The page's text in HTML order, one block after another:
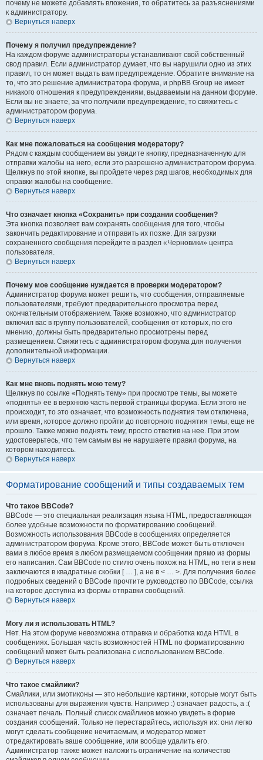
почему не можете добавлять вложения, то обратитесь за разъяснениями
к администратору.
Вернуться наверх
Почему я получил предупреждение?
На каждом форуме администраторы устанавливают свой собственный
свод правил. Если администратор думает, что вы нарушили одно из этих
правил, то он может выдать вам предупреждение. Обратите внимание на
то, что это решение администратора форума, и phpBB Group не имеет
никакого отношения к предупреждениям, выдаваемым на данном форуме.
Если вы не знаете, за что получили предупреждение, то свяжитесь с
администратором форума.
Вернуться наверх
Как мне пожаловаться на сообщения модератору?
Рядом с каждым сообщением вы увидите кнопку, предназначенную для
отправки жалобы на него, если это разрешено администратором форума.
Щелкнув по этой кнопке, вы пройдете через ряд шагов, необходимых для
оправки жалобы на сообщение.
Вернуться наверх
Что означает кнопка «Сохранить» при создании сообщения?
Эта кнопка позволяет вам сохранять сообщения для того, чтобы
закончить редактирование и отправить их позже. Для загрузки
сохраненного сообщения перейдите в раздел «Черновики» центра
пользователя.
Вернуться наверх
Почему мое сообщение нуждается в проверки модератором?
Администратор форума может решить, что сообщения, отправляемые
пользователями, требуют предварительного просмотра перед
окончательным отображением. Также возможно, что администратор
включил вас в группу пользователей, сообщения от которых, по его
мнению, должны быть предварительно просмотрены перед
размещением. Свяжитесь с администратором форума для получения
дополнительной информации.
Вернуться наверх
Как мне вновь поднять мою тему?
Щелкнув по ссылке «Поднять тему» при просмотре темы, вы можете
«поднять» ее в верхнюю часть первой страницы форума. Если этого не
происходит, то это означает, что возможность поднятия тем отключена,
или время, которое должно пройти до повторного поднятия темы, еще не
прошло. Также можно поднять тему, просто ответив на нее. При этом
удостоверьтесь, что тем самым вы не нарушаете правил форума, на
котором находитесь.
Вернуться наверх
Форматирование сообщений и типы создаваемых тем
Что такое BBCode?
BBCode — это специальная реализация языка HTML, предоставляющая
более удобные возможности по форматированию сообщений.
Возможность использования BBCode в сообщениях определяется
администратором форума. Кроме этого, BBCode может быть отключен
вами в любое время в любом размещаемом сообщении прямо из формы
его написания. Сам BBCode по стилю очень похож на HTML, но теги в нем
заключаются в квадратные скобки [ … ], а не в < … >. Для получения более
подробных сведений о BBCode прочтите руководство по BBCode, ссылка
на которое доступна из формы отправки сообщений.
Вернуться наверх
Могу ли я использовать HTML?
Нет. На этом форуме невозможна отправка и обработка кода HTML в
сообщениях. Большая часть возможностей HTML по форматированию
сообщений может быть реализована с использованием BBCode.
Вернуться наверх
Что такое смайлики?
Смайлики, или эмотиконы — это небольшие картинки, которые могут быть
использованы для выражения чувств. Например :) означает радость, а :(
означает печаль. Полный список смайликов можно увидеть в форме
создания сообщений. Только не перестарайтесь, используя их: они легко
могут сделать сообщение нечитаемым, и модератор может
отредактировать ваше сообщение, или вообще удалить его.
Администратор также может наложить ограничение на количество